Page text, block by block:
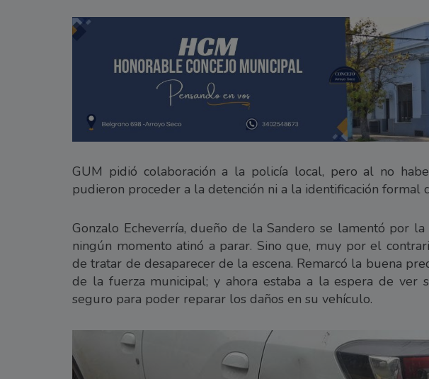
GUM pidió colaboración a la policía local, pero al no
pudieron proceder a la detención ni a la identificación formal
Gonzalo Echeverría, dueño de la Sandero se lamentó por
ningún momento atinó a parar. Sino que, muy por el
de tratar de desaparecer de la escena. Remarcó la buena
de la fuerza municipal; y ahora estaba a la espera de ver
seguro para poder reparar los daños en su vehículo.